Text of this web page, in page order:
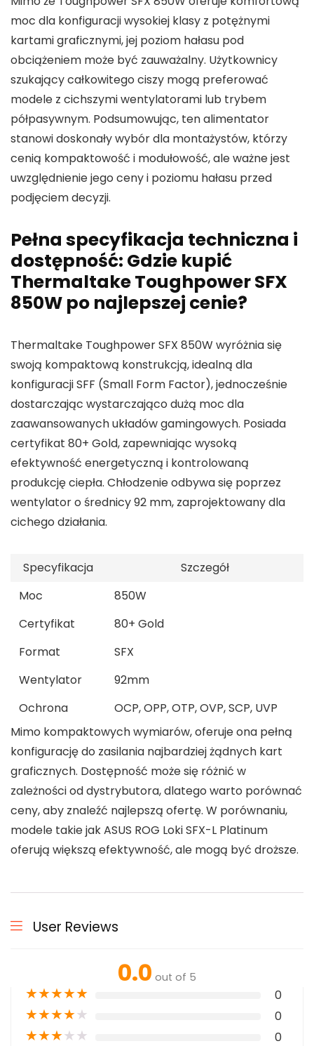
moc dla konfiguracji wysokiej klasy z potężnymi
kartami graficznymi, jej poziom hałasu pod
obciążeniem może być zauważalny. Użytkownicy
szukający całkowitego ciszy mogą preferować
modele z cichszymi wentylatorami lub trybem
półpasywnym. Podsumowując, ten alimentator
stanowi doskonały wybór dla montażystów, którzy
cenią kompaktowość i modułowość, ale ważne jest
uwzględnienie jego ceny i poziomu hałasu przed
podjęciem decyzji.
Pełna specyfikacja techniczna i
dostępność: Gdzie kupić
Thermaltake Toughpower SFX
850W po najlepszej cenie?
Thermaltake Toughpower SFX 850W wyróżnia się
swoją kompaktową konstrukcją, idealną dla
konfiguracji SFF (Small Form Factor), jednocześnie
dostarczając wystarczająco dużą moc dla
zaawansowanych układów gamingowych. Posiada
certyfikat 80+ Gold, zapewniając wysoką
efektywność energetyczną i kontrolowaną
produkcję ciepła. Chłodzenie odbywa się poprzez
wentylator o średnicy 92 mm, zaprojektowany dla
cichego działania.
Specyfikacja
Szczegół
Moc
850W
Certyfikat
80+ Gold
Format
SFX
Wentylator
92mm
Ochrona
OCP, OPP, OTP, OVP, SCP, UVP
Mimo kompaktowych wymiarów, oferuje ona pełną
konfigurację do zasilania najbardziej żądnych kart
graficznych. Dostępność może się różnić w
zależności od dystrybutora, dlatego warto porównać
ceny, aby znaleźć najlepszą ofertę. W porównaniu,
modele takie jak ASUS ROG Loki SFX-L Platinum
oferują większą efektywność, ale mogą być droższe.
User Reviews
0.0 out of 5
★★★★★ 0
★★★★★ 0
★★★★★ 0